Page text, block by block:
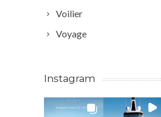
Voilier
Voyage
Instagram